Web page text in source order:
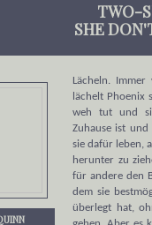
hätte er nie was anderes
deine ruhige Art. Und
hast, hast du im TAK
Einen Ort, der dich nimmt,
TWO-
SHE
Lächeln. Immer
lächelt Phoenix
weh tut und
Zuhause ist
sie dafür leben,
herunter zu
für andere den
dem sie
überlegt hat,